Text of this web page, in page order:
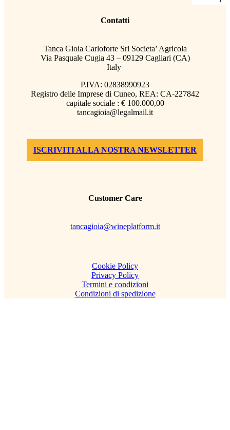
Contatti
Tanca Gioia Carloforte Srl Societa’ Agricola
Via Pasquale Cugia 43 – 09129 Cagliari (CA)
Italy
P.IVA: 02838990923
Registro delle Imprese di Cuneo, REA: CA-227842
capitale sociale : € 100.000,00
tancagioia@legalmail.it
ISCRIVITI ALLA NOSTRA NEWSLETTER
Customer Care
tancagioia@wineplatform.it
Cookie Policy
Privacy Policy
Termini e condizioni
Condizioni di spedizione